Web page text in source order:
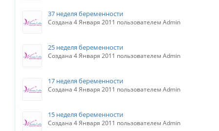
37 неделя беременности
Создана 4 Января 2011 пользователем Admin
25 неделя беременности
Создана 4 Января 2011 пользователем Admin
17 неделя беременности
Создана 4 Января 2011 пользователем Admin
15 неделя беременности
Создана 4 Января 2011 пользователем Admin